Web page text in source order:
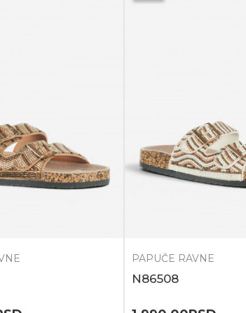
PAPUČE RAVNE
N86508